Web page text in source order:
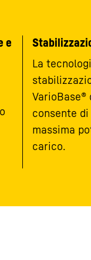
e
La
VarioBase®
consente
massima
carico.